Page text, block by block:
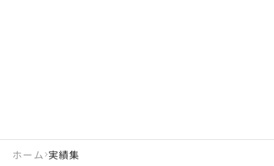
ホーム 実績集